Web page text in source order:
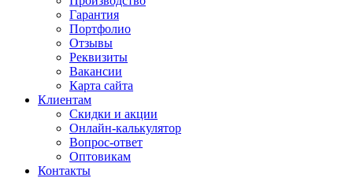
Гарантия
Портфолио
Отзывы
Реквизиты
Вакансии
Карта сайта
Клиентам
Скидки и акции
Онлайн-калькулятор
Вопрос-ответ
Оптовикам
Контакты